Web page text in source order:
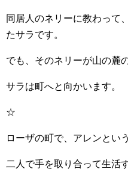
同居人のネリーに教わって
たサラです。
でも、そのネリーが山の麓
サラは町へと向かいます。
☆
ローザの町で、アレンとい
二人で手を取り合って生活